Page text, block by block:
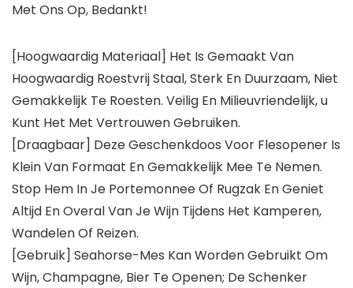
Met Ons Op, Bedankt!
[Hoogwaardig Materiaal] Het Is Gemaakt Van
Hoogwaardig Roestvrij Staal, Sterk En Duurzaam, Niet
Gemakkelijk Te Roesten. Veilig En Milieuvriendelijk, u
Kunt Het Met Vertrouwen Gebruiken.
[Draagbaar] Deze Geschenkdoos Voor Flesopener Is
Klein Van Formaat En Gemakkelijk Mee Te Nemen.
Stop Hem In Je Portemonnee Of Rugzak En Geniet
Altijd En Overal Van Je Wijn Tijdens Het Kamperen,
Wandelen Of Reizen.
[Gebruik] Seahorse-Mes Kan Worden Gebruikt Om
Wijn, Champagne, Bier Te Openen; De Schenker